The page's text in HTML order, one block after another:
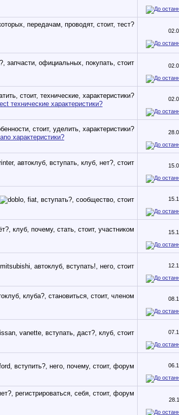
технические характеристики?
характеристики?